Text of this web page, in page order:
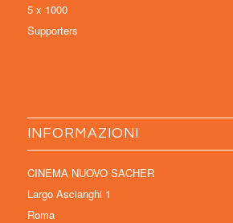
5 x 1000
Supporters
INFORMAZIONI
CINEMA NUOVO SACHER
Largo Ascianghi 1
Roma